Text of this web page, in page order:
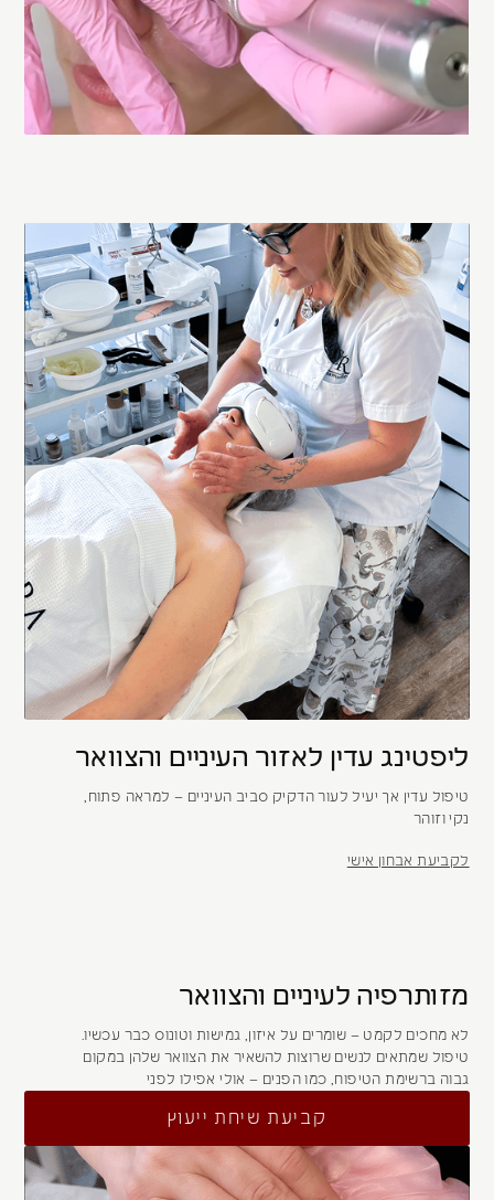
ליפטינג עדין לאזור העיניים והצוואר
טיפול עדין אך יעיל לעור הדקיק סביב העיניים – למראה פתוח,
נקי וזוהר
לקביעת אבחון אישי
מזותרפיה לעיניים והצוואר
לא מחכים לקמט – שומרים על איזון, גמישות וטונוס כבר עכשיו.
טיפול שמתאים לנשים שרוצות להשאיר את הצוואר שלהן במקום
גבוה ברשימת הטיפוח, כמו הפנים – אולי אפילו לפני
קביעת שיחת ייעוץ